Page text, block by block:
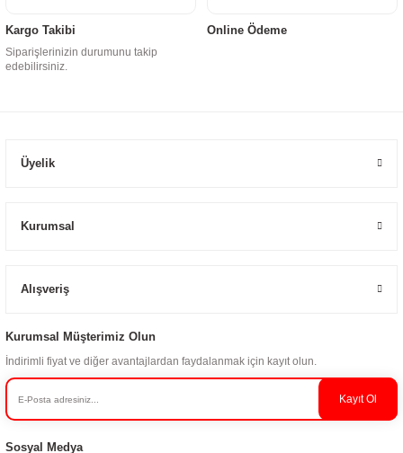
Kargo Takibi
Siparişlerinizin durumunu takip
edebilirsiniz.
Online Ödeme
Üyelik
Kurumsal
Alışveriş
Kurumsal Müşterimiz Olun
İndirimli fiyat ve diğer avantajlardan faydalanmak için kayıt olun.
Kayıt Ol
Sosyal Medya